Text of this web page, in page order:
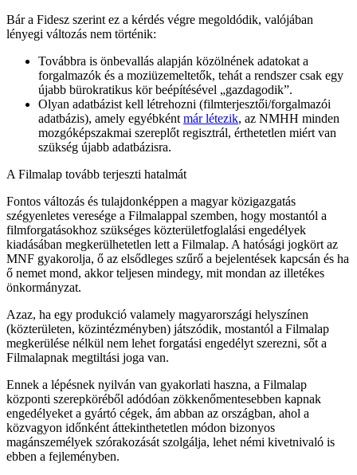
Bár a Fidesz szerint ez a kérdés végre megoldódik, valójában
lényegi változás nem történik:
Továbbra is önbevallás alapján közölnének adatokat a
forgalmazók és a moziüzemeltetők, tehát a rendszer csak egy
újabb bürokratikus kör beépítésével „gazdagodik”.
Olyan adatbázist kell létrehozni (filmterjesztői/forgalmazói
adatbázis), amely egyébként már létezik, az NMHH minden
mozgóképszakmai szereplőt regisztrál, érthetetlen miért van
szükség újabb adatbázisra.
A Filmalap tovább terjeszti hatalmát
Fontos változás és tulajdonképpen a magyar közigazgatás
szégyenletes veresége a Filmalappal szemben, hogy mostantól a
filmforgatásokhoz szükséges közterületfoglalási engedélyek
kiadásában megkerülhetetlen lett a Filmalap. A hatósági jogkört az
MNF gyakorolja, ő az elsődleges szűrő a bejelentések kapcsán és ha
ő nemet mond, akkor teljesen mindegy, mit mondan az illetékes
önkormányzat.
Azaz, ha egy produkció valamely magyarországi helyszínen
(közterületen, közintézményben) játszódik, mostantól a Filmalap
megkerülése nélkül nem lehet forgatási engedélyt szerezni, sőt a
Filmalapnak megtiltási joga van.
Ennek a lépésnek nyilván van gyakorlati haszna, a Filmalap
központi szerepköréből adódóan zökkenőmentesebben kapnak
engedélyeket a gyártó cégek, ám abban az országban, ahol a
közvagyon időnként áttekinthetetlen módon bizonyos
magánszemélyek szórakozását szolgálja, lehet némi kivetnivaló is
ebben a fejleményben.